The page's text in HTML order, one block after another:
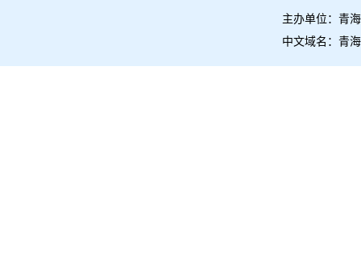
主办单位：青
中文域名：青